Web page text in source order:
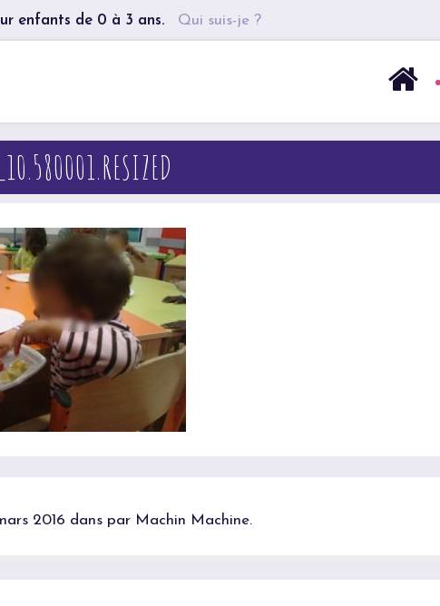
enfants de 0 à 3 ans. Qui suis-je ?
2016 dans par Machin Machine.